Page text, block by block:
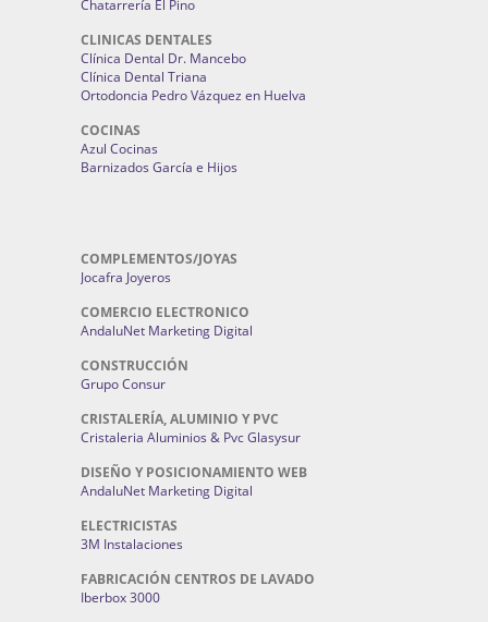
Chatarrería El Pino
CLINICAS DENTALES
Clínica Dental Dr. Mancebo
Clínica Dental Triana
Ortodoncia Pedro Vázquez en Huelva
COCINAS
Azul Cocinas
Barnizados García e Hijos
COMPLEMENTOS/JOYAS
Jocafra Joyeros
COMERCIO ELECTRONICO
AndaluNet Marketing Digital
CONSTRUCCIÓN
Grupo Consur
CRISTALERÍA, ALUMINIO Y PVC
Cristaleria Aluminios & Pvc Glasysur
DISEÑO Y POSICIONAMIENTO WEB
AndaluNet Marketing Digital
ELECTRICISTAS
3M Instalaciones
FABRICACIÓN CENTROS DE LAVADO
Iberbox 3000